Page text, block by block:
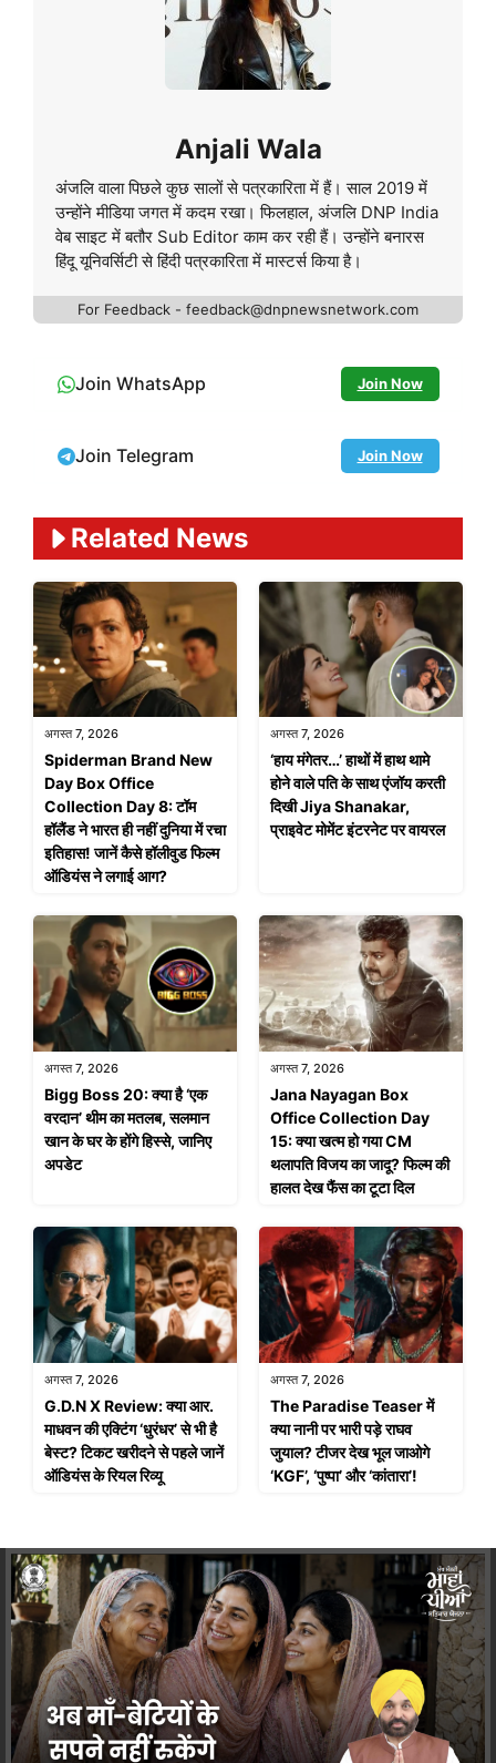
Anjali Wala
अंजलि वाला पिछले कुछ सालों से पत्रकारिता में हैं। साल 2019 में
उन्होंने मीडिया जगत में कदम रखा। फिलहाल, अंजलि DNP India
वेब साइट में बतौर Sub Editor काम कर रही हैं। उन्होंने बनारस
हिंदू यूनिवर्सिटी से हिंदी पत्रकारिता में मास्टर्स किया है।
For Feedback - feedback@dnpnewsnetwork.com
Join WhatsApp Join Now
Join Telegram Join Now
Related News
अगस्त 7, 2026
Spiderman Brand New
Day Box Office
Collection Day 8: टॉम
हॉलैंड ने भारत ही नहीं दुनिया में रचा
इतिहास! जानें कैसे हॉलीवुड फिल्म
ऑडियंस ने लगाई आग?
अगस्त 7, 2026
‘हाय मंगेतर…’ हाथों में हाथ थामे
होने वाले पति के साथ एंजॉय करती
दिखी Jiya Shanakar,
प्राइवेट मोमेंट इंटरनेट पर वायरल
अगस्त 7, 2026
Bigg Boss 20: क्या है ‘एक
वरदान’ थीम का मतलब, सलमान
खान के घर के होंगे हिस्से, जानिए
अपडेट
अगस्त 7, 2026
Jana Nayagan Box
Office Collection Day
15: क्या खत्म हो गया CM
थलापति विजय का जादू? फिल्म की
हालत देख फैंस का टूटा दिल
अगस्त 7, 2026
G.D.N X Review: क्या आर.
माधवन की एक्टिंग ‘धुरंधर’ से भी है
बेस्ट? टिकट खरीदने से पहले जानें
ऑडियंस के रियल रिव्यू
अगस्त 7, 2026
The Paradise Teaser में
क्या नानी पर भारी पड़े राघव
जुयाल? टीजर देख भूल जाओगे
‘KGF’, ‘पुष्पा’ और ‘कांतारा’!